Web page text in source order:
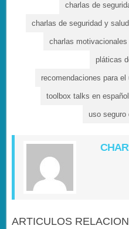
charlas de
charlas de seguridad y
charlas motivacionales
pláticas
recomendaciones para
toolbox talks en español
uso seguro
ARTICULOS